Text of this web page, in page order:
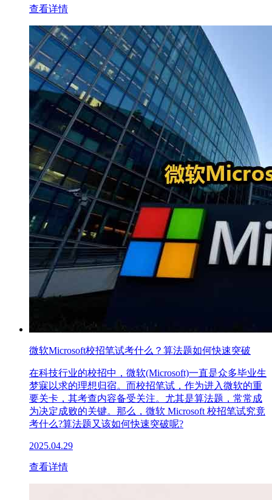
查看详情
微软Microsoft校招笔试考什么？算法题如何快速突破
在科技行业的校招中，微软(Microsoft)一直是众多毕业生
梦寐以求的理想归宿。而校招笔试，作为进入微软的重
要关卡，其考查内容备受关注。尤其是算法题，常常成
为决定成败的关键。那么，微软 Microsoft 校招笔试究竟
考什么?算法题又该如何快速突破呢?
2025.04.29
查看详情